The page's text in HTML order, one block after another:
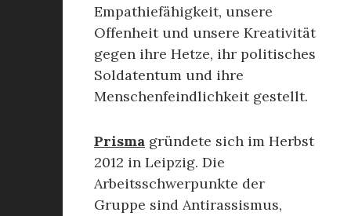
Empathiefähigkeit, unsere
Offenheit und unsere Kreativität
gegen ihre Hetze, ihr politisches
Soldatentum und ihre
Menschenfeindlichkeit gestellt.
Prisma gründete sich im Herbst
2012 in Leipzig. Die
Arbeitsschwerpunkte der
Gruppe sind Antirassismus,